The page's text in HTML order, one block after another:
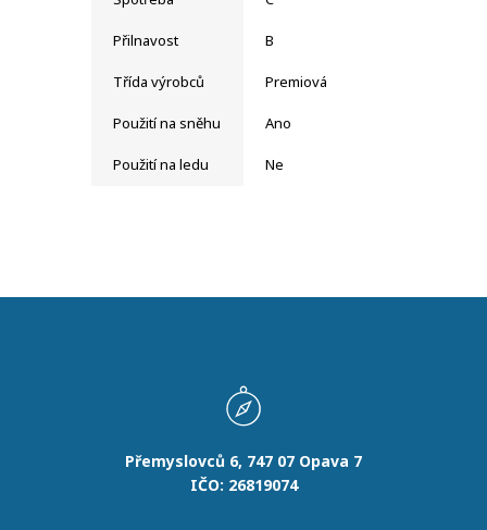
Přilnavost B
Třída výrobců Premiová
Použití na sněhu Ano
Použití na ledu Ne
Přemyslovců 6, 747 07 Opava 7
IČO: 26819074